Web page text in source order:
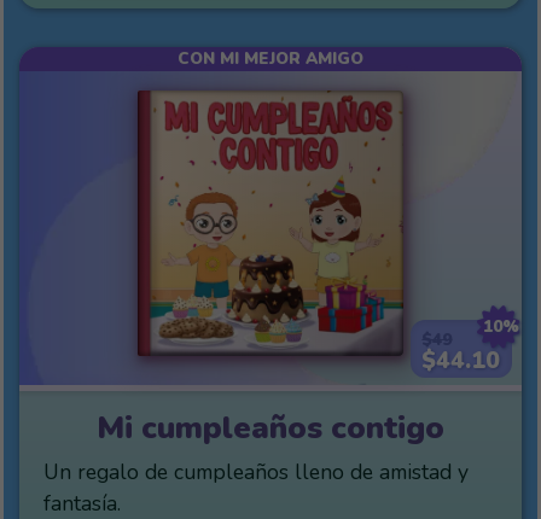
10%
$44.10
CON MI MEJOR AMIGO
Mi cumpleaños contigo
Un regalo de cumpleaños lleno de amistad y
fantasía.